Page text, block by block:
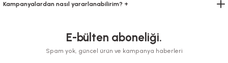
Kampanyalardan nasıl yararlanabilirim? +
E-bülten aboneliği.
Spam yok, güncel ürün ve kampanya haberleri